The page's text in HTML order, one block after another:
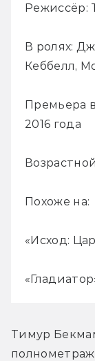
Режиссёр:
В ролях:
Кеббелл,
Премьера
2016 года
Похоже на:
«Исход:
Тимур